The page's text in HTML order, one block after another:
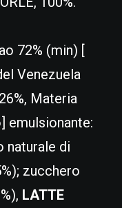
72% (min) [
Venezuela
Materia
emulsionante:
naturale di
zucchero
LATTE